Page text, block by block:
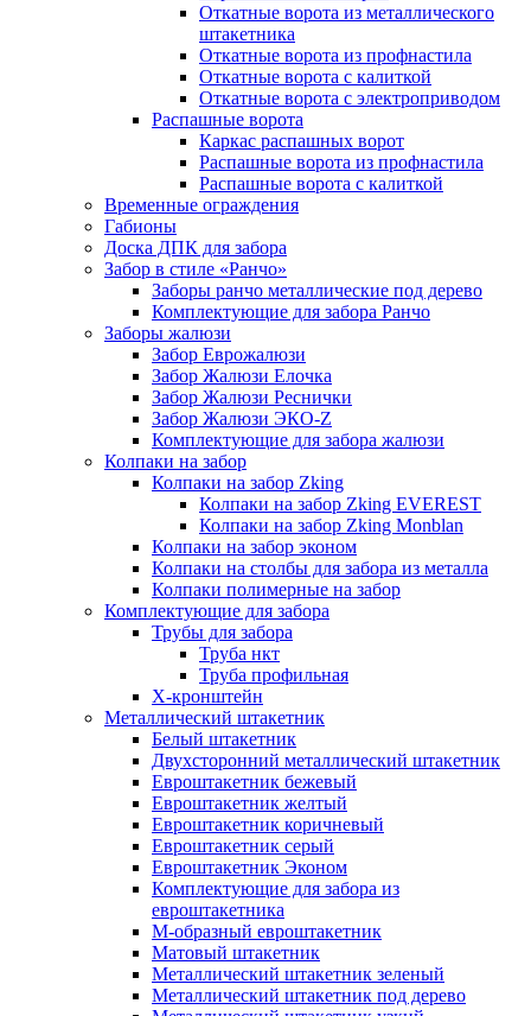
Откатные ворота из металлического
штакетника
Откатные ворота из профнастила
Откатные ворота с калиткой
Откатные ворота с электроприводом
Распашные ворота
Каркас распашных ворот
Распашные ворота из профнастила
Распашные ворота с калиткой
Временные ограждения
Габионы
Доска ДПК для забора
Забор в стиле «Ранчо»
Заборы ранчо металлические под дерево
Комплектующие для забора Ранчо
Заборы жалюзи
Забор Еврожалюзи
Забор Жалюзи Елочка
Забор Жалюзи Реснички
Забор Жалюзи ЭКО-Z
Комплектующие для забора жалюзи
Колпаки на забор
Колпаки на забор Zking
Колпаки на забор Zking EVEREST
Колпаки на забор Zking Monblan
Колпаки на забор эконом
Колпаки на столбы для забора из металла
Колпаки полимерные на забор
Комплектующие для забора
Трубы для забора
Труба нкт
Труба профильная
Х-кронштейн
Металлический штакетник
Белый штакетник
Двухсторонний металлический штакетник
Евроштакетник бежевый
Евроштакетник желтый
Евроштакетник коричневый
Евроштакетник серый
Евроштакетник Эконом
Комплектующие для забора из
евроштакетника
М-образный евроштакетник
Матовый штакетник
Металлический штакетник зеленый
Металлический штакетник под дерево